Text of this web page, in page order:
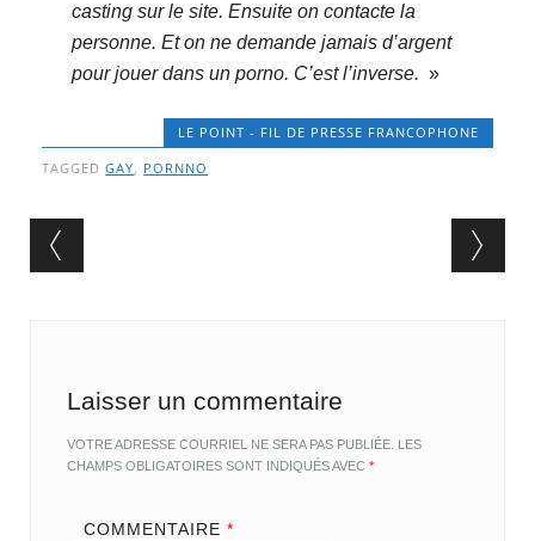
casting sur le site. Ensuite on contacte la
personne. Et on ne demande jamais d’argent
pour jouer dans un porno. C’est l’inverse. »
LE POINT - FIL DE PRESSE FRANCOPHONE
TAGGEDGAY, PORNNO
Post navigation
Laisser un commentaire
VOTRE ADRESSE COURRIEL NE SERA PAS PUBLIÉE. LES
CHAMPS OBLIGATOIRES SONT INDIQUÉS AVEC*
COMMENTAIRE *